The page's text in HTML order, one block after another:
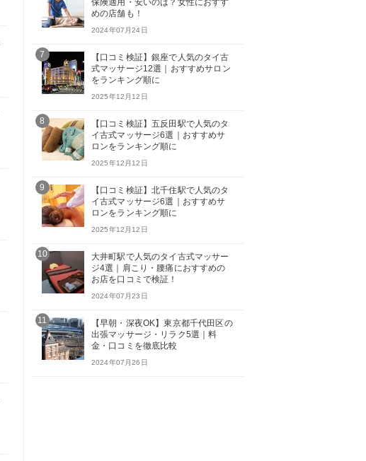
保険適用・安いのは？女性におすす
めの店舗も！
2024年07月24日
7
【口コミ検証】銀座で人気のタイ古
式マッサージ12選｜おすすめサロン
をランキング順に
2025年12月12日
8
【口コミ検証】五反田駅で人気のタ
イ古式マッサージ6選｜おすすめサ
ロンをランキング順に
2025年12月12日
9
【口コミ検証】北千住駅で人気のタ
イ古式マッサージ6選｜おすすめサ
ロンをランキング順に
2025年12月12日
10
大井町駅で人気のタイ古式マッサー
ジ4選｜肩こり・腰痛におすすめの
お店を口コミで検証！
2024年07月23日
11
【早朝・深夜OK】東京都千代田区の
出張マッサージ・リラク5選｜料
金・口コミを徹底比較
2024年07月26日